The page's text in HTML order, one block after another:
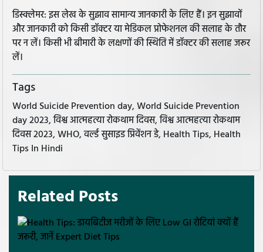
डिस्क्लेमर: इस लेख के सुझाव सामान्य जानकारी के लिए हैं। इन सुझावों
और जानकारी को किसी डॉक्टर या मेडिकल प्रोफेशनल की सलाह के तौर
पर न लें। किसी भी बीमारी के लक्षणों की स्थिति में डॉक्टर की सलाह जरूर
लें।
Tags
World Suicide Prevention day, World Suicide Prevention
day 2023, विश्व आत्महत्या रोकथाम दिवस, विश्व आत्महत्या रोकथाम
दिवस 2023, WHO, वर्ल्ड सुसाइड प्रिवेंशन डे, Health Tips, Health
Tips In Hindi
Related Posts